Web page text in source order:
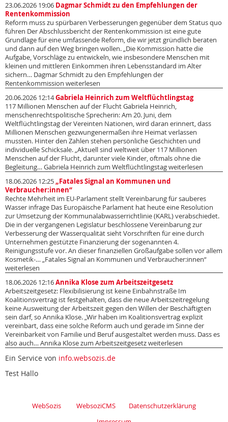
23.06.2026 19:06 Dagmar Schmidt zu den Empfehlungen der
Rentenkommission
Reform muss zu spürbaren Verbesserungen gegenüber dem Status quo
führen Der Abschlussbericht der Rentenkommission ist eine gute
Grundlage für eine umfassende Reform, die wir jetzt gründlich beraten
und dann auf den Weg bringen wollen. „Die Kommission hatte die
Aufgabe, Vorschläge zu entwickeln, wie insbesondere Menschen mit
kleinen und mittleren Einkommen ihren Lebensstandard im Alter
sichern… Dagmar Schmidt zu den Empfehlungen der
Rentenkommission weiterlesen
20.06.2026 12:14Gabriela Heinrich zum Weltflüchtlingstag
117 Millionen Menschen auf der Flucht Gabriela Heinrich,
menschenrechtspolitische Sprecherin: Am 20. Juni, dem
Weltflüchtlingstag der Vereinten Nationen, wird daran erinnert, dass
Millionen Menschen gezwungenermaßen ihre Heimat verlassen
mussten. Hinter den Zahlen stehen persönliche Geschichten und
individuelle Schicksale. „Aktuell sind weltweit über 117 Millionen
Menschen auf der Flucht, darunter viele Kinder, oftmals ohne die
Begleitung… Gabriela Heinrich zum Weltflüchtlingstag weiterlesen
18.06.2026 12:25„Fatales Signal an Kommunen und
Verbraucher:innen“
Rechte Mehrheit im EU-Parlament stellt Vereinbarung für sauberes
Wasser infrage Das Europäische Parlament hat heute eine Resolution
zur Umsetzung der Kommunalabwasserrichtlinie (KARL) verabschiedet.
Die in der vergangenen Legislatur beschlossene Vereinbarung zur
Verbesserung der Wasserqualität sieht Vorschriften für eine durch
Unternehmen gestützte Finanzierung der sogenannten 4.
Reinigungsstufe vor. An dieser finanziellen Großaufgabe sollen vor allem
Kosmetik-… „Fatales Signal an Kommunen und Verbraucher:innen“
weiterlesen
18.06.2026 12:16Annika Klose zum Arbeitszeitgesetz
Arbeitszeitgesetz: Flexibilisierung ist keine Einbahnstraße Im
Koalitionsvertrag ist festgehalten, dass die neue Arbeitszeitregelung
keine Ausweitung der Arbeitszeit gegen den Willen der Beschäftigten
sein darf, so Annika Klose. „Wir haben im Koalitionsvertrag explizit
vereinbart, dass eine solche Reform auch und gerade im Sinne der
Vereinbarkeit von Familie und Beruf ausgestaltet werden muss. Dass es
also auch… Annika Klose zum Arbeitszeitgesetz weiterlesen
Ein Service von info.websozis.de
Test Hallo
WebSozis WebsoziCMS
Datenschutzerklärung